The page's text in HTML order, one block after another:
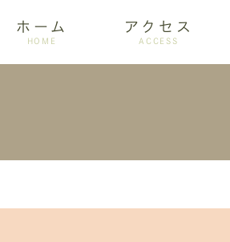
ホーム
HOME
アクセス
ACCESS
訪問歯科 歯周病
設備紹介 アクセス
グ